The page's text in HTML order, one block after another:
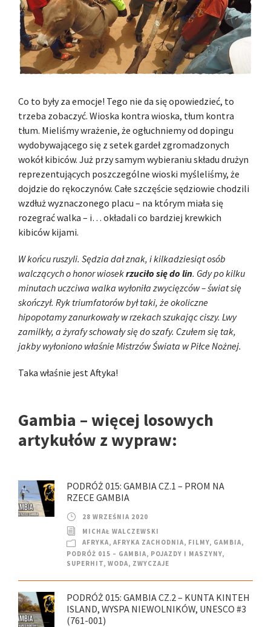
Co to były za emocje! Tego nie da się opowiedzieć, to
trzeba zobaczyć. Wioska kontra wioska, tłum kontra
tłum. Mieliśmy wrażenie, że ogłuchniemy od dopingu
wydobywającego się z setek gardeł zgromadzonych
wokół kibiców. Już przy samym wybieraniu składu drużyn
reprezentujących poszczególne wioski myśleliśmy, że
dojdzie do rękoczynów. Całe szczęście sędziowie chodzili
wzdłuż wyznaczonego placu – na którym miała się
rozegrać walka – i… okładali co bardziej krewkich
kibiców kijami.
W końcu ruszyli. Sędzia dał znak, i kilkadziesiąt osób
walczących o honor wiosekrzuciło się do lin. Gdy po kilku
minutach uczciwa walka wyłoniła zwycięzców – świat się
skończył. Ryk triumfatorów był taki, że okoliczne
hipopotamy zanurkowały w rzekach szukając ciszy. Lwy
zamilkły, a żyrafy schowały się do szafy. Czułem się tak,
jakby wyłoniono właśnie Mistrzów Świata w Piłce Nożnej.
Taka właśnie jest Aftyka!
Gambia – więcej losowych
artykułów z wypraw:
PODRÓŻ 015: GAMBIA CZ.1 – PROM NA
RZECE GAMBIA
28 WRZEŚNIA 2020
MICHAŁ WALCZEWSKI
AFRYKA, AFRYKA ZACHODNIA, FILMY, GAMBIA,
PODRÓŻ 015 – GAMBIA, POJAZDY I MASZYNY,
SUPERHIT, WODA, ZWYCZAJE
PODRÓŻ 015: GAMBIA CZ.2 – KUNTA KINTEH
ISLAND, WYSPA NIEWOLNIKÓW, UNESCO #3
(761-001)